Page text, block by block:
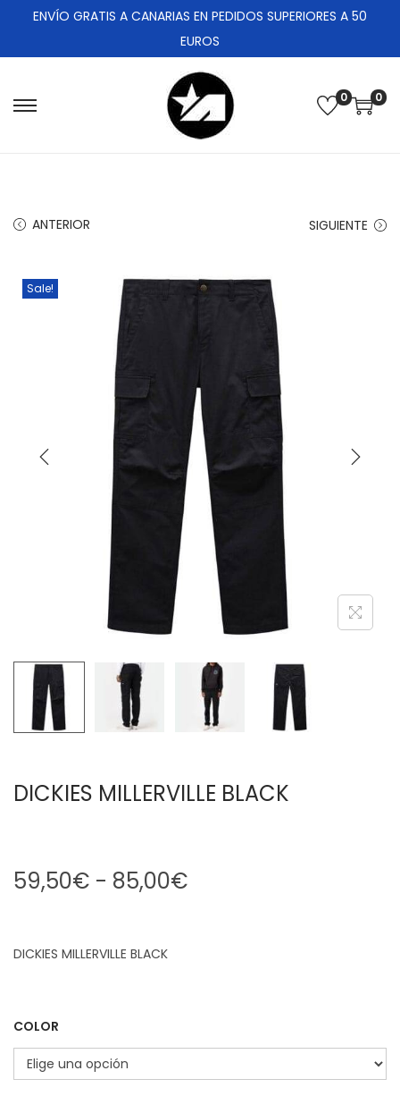
ENVÍO GRATIS A CANARIAS EN PEDIDOS SUPERIORES A 50
EUROS
0 0
ANTERIOR SIGUIENTE
Sale!
DICKIES MILLERVILLE BLACK
59,50€ - 85,00€
DICKIES MILLERVILLE BLACK
COLOR